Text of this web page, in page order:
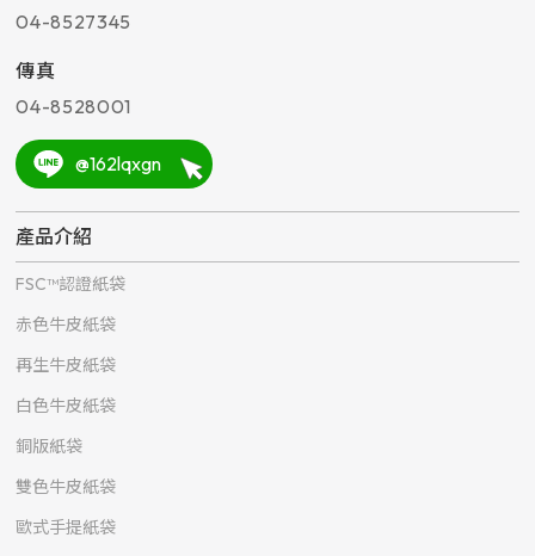
04-8527345
傳真
04-8528001
@162lqxgn
產品介紹
FSC™認證紙袋
赤色牛皮紙袋
再生牛皮紙袋
白色牛皮紙袋
銅版紙袋
雙色牛皮紙袋
歐式手提紙袋